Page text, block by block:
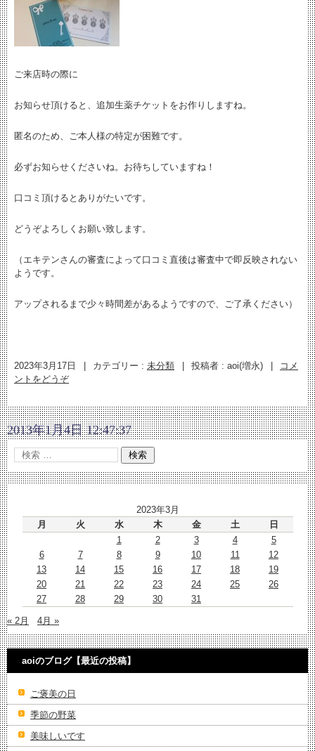
ご来店時の際に
お知らせ頂けると、追加生薬チケットをお作りしますね。
匿名のため、ご本人様の特定が困難です。
必ずお知らせくださいね。お待ちしていますね！
口コミ頂けるとありがたいです。
どうぞよろしくお願い致します。
（エキテンさんの審査によって口コミ直後は審査中で即反映されない
ようです。
アップされるまで少々時間差があるようですので、ご了承ください）
2023年3月17日 カテゴリー : 未分類 投稿者 : aoi(増永)
コメ
ントをどうぞ
2013年1月4日 12:47:37
2023年3月
月
火 水 木 金 土
日
1
2 3 4
5
6
7 8 9 10 11
12
13
14 15 16 17 18
19
20
21 22 23 24 25
26
27
28 29 30 31
« 2月 4月 »
aoiのブログ【最近の投稿】
ご褒美の日
季節の野菜
美味しいです